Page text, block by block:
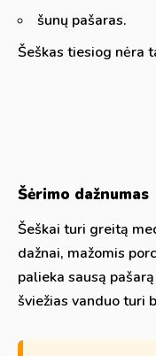
šunų pašaras.
Šeškas tiesiog nėra
Šėrimo dažnumas
Šeškai turi greitą
dažnai, mažomis
palieka sausą
šviežias vanduo turi